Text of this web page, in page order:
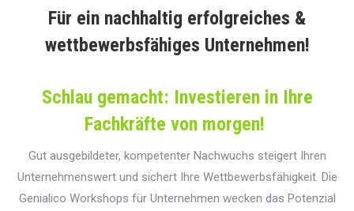
Für ein nachhaltig erfolgreiches &
wettbewerbsfähiges Unternehmen!
Schlau gemacht: Investieren in Ihre
Fachkräfte von morgen!
Gut ausgebildeter, kompetenter Nachwuchs steigert Ihren
Unternehmenswert und sichert Ihre Wettbewerbsfähigkeit. Die
Genialico Workshops für Unternehmen wecken das Potenzial